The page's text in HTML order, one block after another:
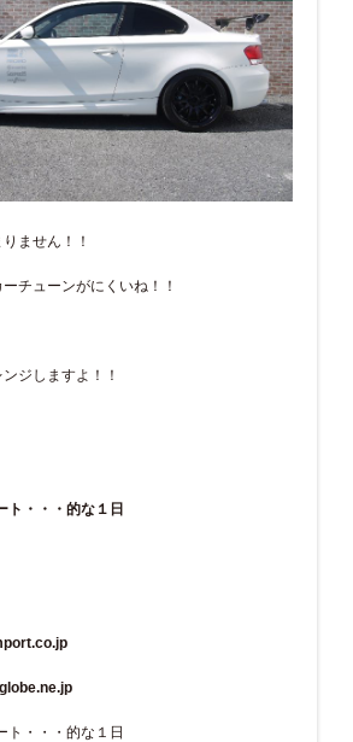
ません！！
チューンがにくいね！！
ジしますよ！！